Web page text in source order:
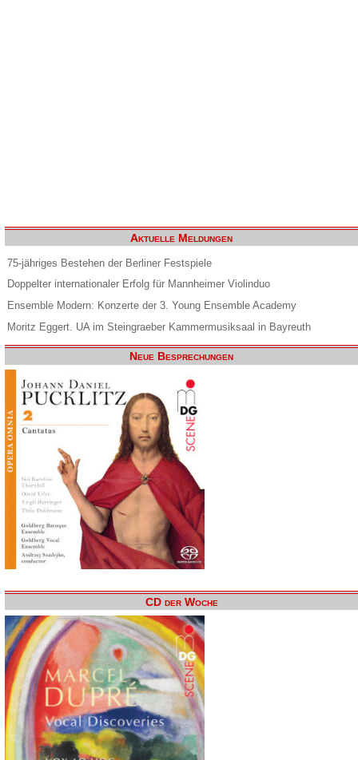
Aktuelle Meldungen
75-jähriges Bestehen der Berliner Festspiele
Doppelter internationaler Erfolg für Mannheimer Violinduo
Ensemble Modern: Konzerte der 3. Young Ensemble Academy
Moritz Eggert. UA im Steingraeber Kammermusiksaal in Bayreuth
Neue Besprechungen
CD der Woche